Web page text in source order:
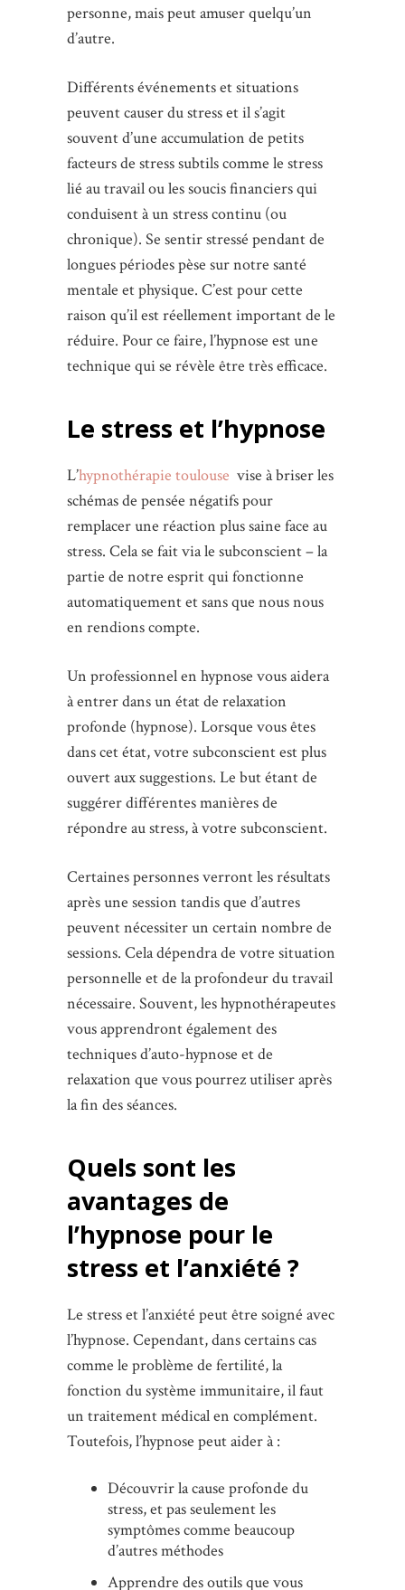
personne, mais peut amuser quelqu’un
d’autre.
Différents événements et situations
peuvent causer du stress et il s’agit
souvent d’une accumulation de petits
facteurs de stress subtils comme le stress
lié au travail ou les soucis financiers qui
conduisent à un stress continu (ou
chronique). Se sentir stressé pendant de
longues périodes pèse sur notre santé
mentale et physique. C’est pour cette
raison qu’il est réellement important de le
réduire. Pour ce faire, l’hypnose est une
technique qui se révèle être très efficace.
Le stress et l’hypnose
L’hypnothérapie toulouse vise à briser les
schémas de pensée négatifs pour
remplacer une réaction plus saine face au
stress. Cela se fait via le subconscient – la
partie de notre esprit qui fonctionne
automatiquement et sans que nous nous
en rendions compte.
Un professionnel en hypnose vous aidera
à entrer dans un état de relaxation
profonde (hypnose). Lorsque vous êtes
dans cet état, votre subconscient est plus
ouvert aux suggestions. Le but étant de
suggérer différentes manières de
répondre au stress, à votre subconscient.
Certaines personnes verront les résultats
après une session tandis que d’autres
peuvent nécessiter un certain nombre de
sessions. Cela dépendra de votre situation
personnelle et de la profondeur du travail
nécessaire. Souvent, les hypnothérapeutes
vous apprendront également des
techniques d’auto-hypnose et de
relaxation que vous pourrez utiliser après
la fin des séances.
Quels sont les
avantages de
l’hypnose pour le
stress et l’anxiété ?
Le stress et l’anxiété peut être soigné avec
l’hypnose. Cependant, dans certains cas
comme le problème de fertilité, la
fonction du système immunitaire, il faut
un traitement médical en complément.
Toutefois, l’hypnose peut aider à :
Découvrir la cause profonde du
stress, et pas seulement les
symptômes comme beaucoup
d’autres méthodes
Apprendre des outils que vous